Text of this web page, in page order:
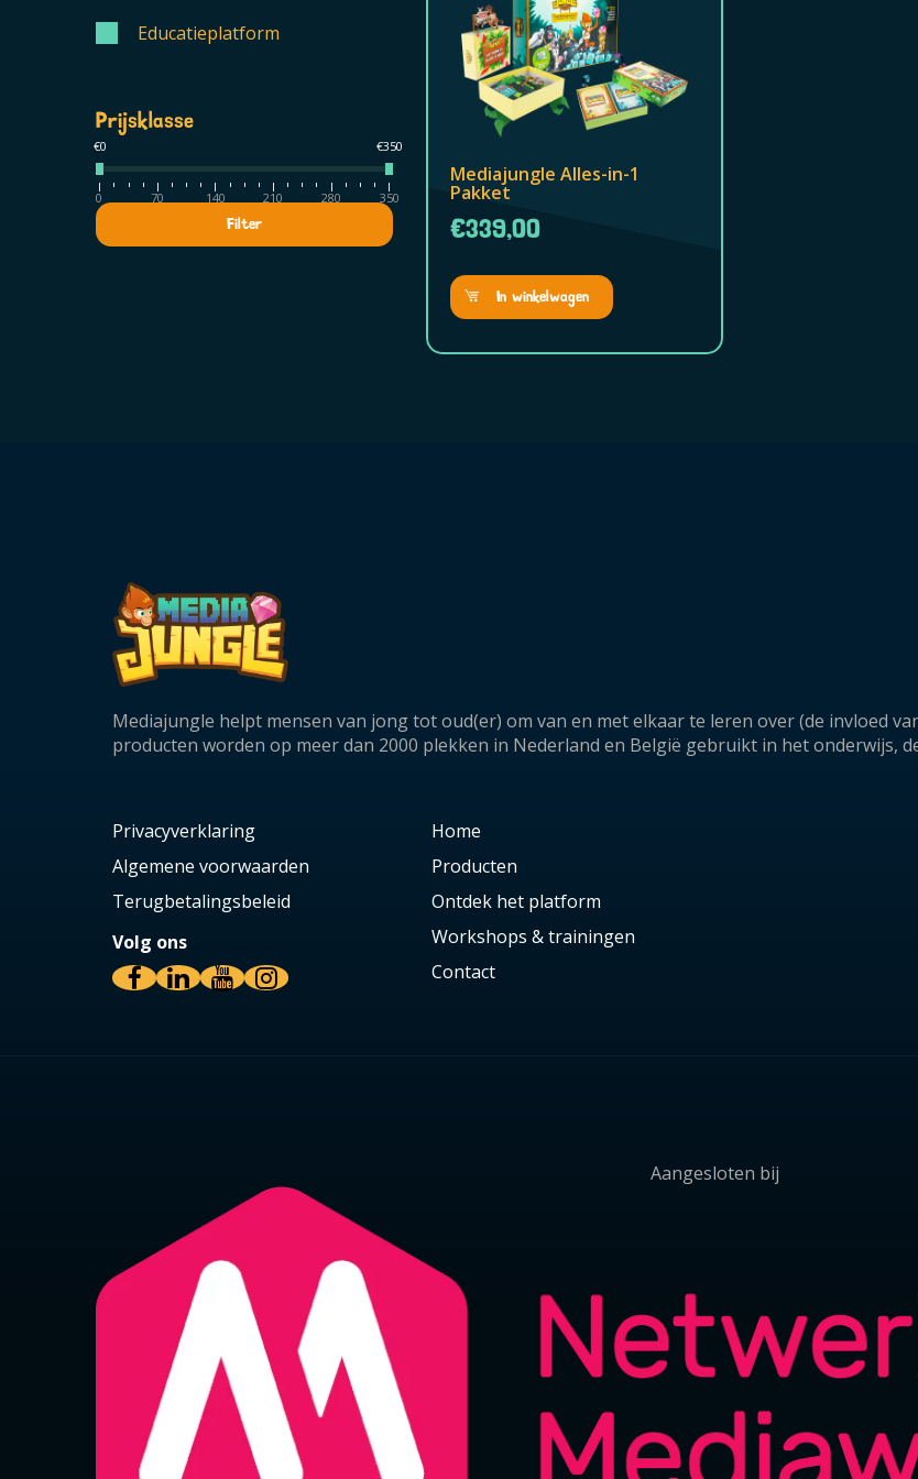
Educatieplatform
Prijsklasse
€0 €350
0 70 140 210 280 350
Filter
Mediajungle Alles-in-1
Pakket
€339,00
In winkelwagen
Mediajungle helpt mensen van jong tot oud(er) om van en met elkaar te leren over (de invloed
producten worden op meer dan 2000 plekken in Nederland en België gebruikt in het onderwijs,
Home
Producten
Ontdek het platform
Workshops & trainingen
Contact
Privacyverklaring
Algemene voorwaarden
Terugbetalingsbeleid
Volg ons
Aangesloten bij